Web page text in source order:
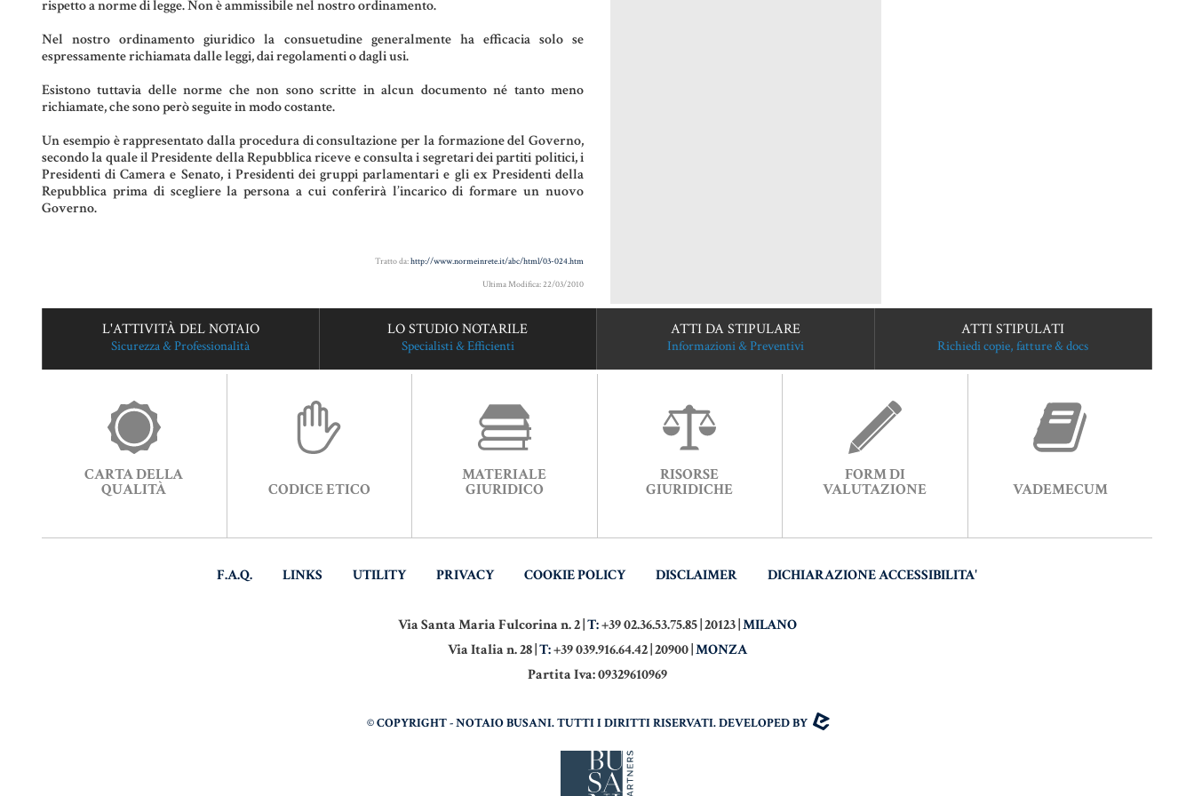
rispetto a norme di legge. Non è ammissibile nel nostro ordinamento.
Nel nostro ordinamento giuridico la consuetudine generalmente ha efficacia solo se
espressamente richiamata dalle leggi, dai regolamenti o dagli usi.
Esistono tuttavia delle norme che non sono scritte in alcun documento né tanto meno
richiamate, che sono però seguite in modo costante.
Un esempio è rappresentato dalla procedura di consultazione per la formazione del Governo,
secondo la quale il Presidente della Repubblica riceve e consulta i segretari dei partiti politici, i
Presidenti di Camera e Senato, i Presidenti dei gruppi parlamentari e gli ex Presidenti della
Repubblica prima di scegliere la persona a cui conferirà l’incarico di formare un nuovo
Governo.
Tratto da:http://www.normeinrete.it/abc/html/03-024.htm
Ultima Modifica: 22/03/2010
L'ATTIVITÀ DEL NOTAIO
Sicurezza & Professionalità
LO STUDIO NOTARILE
Specialisti & Efficienti
ATTI DA STIPULARE
Informazioni & Preventivi
ATTI STIPULATI
Richiedi copie, fatture & docs
CARTA DELLA
QUALITÀ CODICE ETICO
MATERIALE
GIURIDICO
RISORSE
GIURIDICHE
FORM DI
VALUTAZIONE VADEMECUM
F.A.Q. LINKS UTILITY PRIVACY COOKIE POLICY DISCLAIMER DICHIARAZIONE ACCESSIBILITA'
Via Santa Maria Fulcorina n. 2 |T:+39 02.36.53.75.85 | 20123 |MILANO
Via Italia n. 28 |T:+39 039.916.64.42 | 20900 |MONZA
Partita Iva: 09329610969
© COPYRIGHT - NOTAIO BUSANI. TUTTI I DIRITTI RISERVATI. DEVELOPED BY